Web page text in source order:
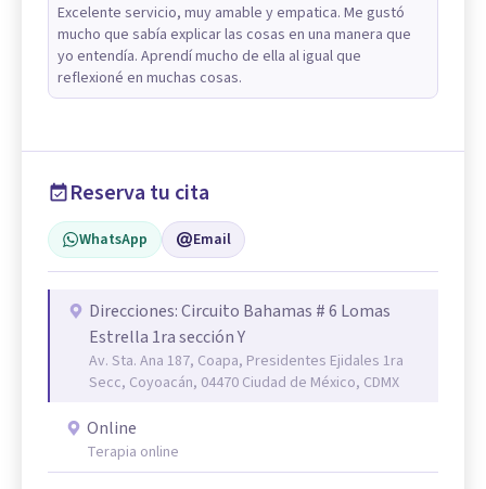
Excelente servicio, muy amable y empatica. Me gustó
mucho que sabía explicar las cosas en una manera que
yo entendía. Aprendí mucho de ella al igual que
reflexioné en muchas cosas.
Reserva tu cita
WhatsApp Email
Direcciones: Circuito Bahamas # 6 Lomas
Estrella 1ra sección Y
Av. Sta. Ana 187, Coapa, Presidentes Ejidales 1ra
Secc, Coyoacán, 04470 Ciudad de México, CDMX
Online
Terapia online